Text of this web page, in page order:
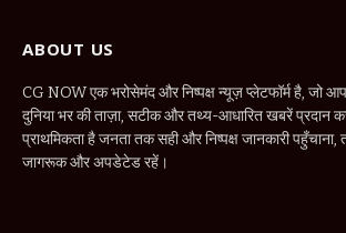
ABOUT US
CG NOW एक भरोसेमंद और निष्पक्ष न्यूज़ प्लेटफॉर्म है, जो
दुनिया भर की ताज़ा, सटीक और तथ्य-आधारित खबरें प्रदान
प्राथमिकता है जनता तक सही और निष्पक्ष जानकारी
जागरूक और अपडेटेड रहें।